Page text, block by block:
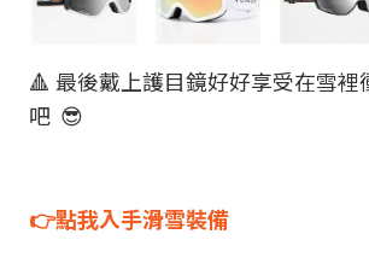
🔺 最後戴上護目鏡好好享受在雪裡
吧 😎
👉點我入手滑雪裝備